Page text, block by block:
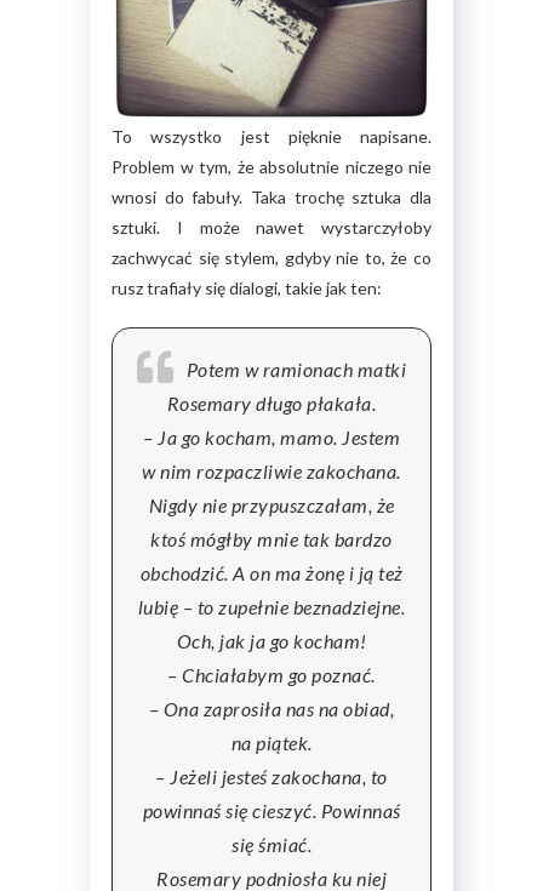
To wszystko jest pięknie napisane.
Problem w tym, że absolutnie niczego nie
wnosi do fabuły. Taka trochę sztuka dla
sztuki. I może nawet wystarczyłoby
zachwycać się stylem, gdyby nie to, że co
rusz trafiały się dialogi, takie jak ten:
Potem w ramionach matki
Rosemary długo płakała.
– Ja go kocham, mamo. Jestem
w nim rozpaczliwie zakochana.
Nigdy nie przypuszczałam, że
ktoś mógłby mnie tak bardzo
obchodzić. A on ma żonę i ją też
lubię – to zupełnie beznadziejne.
Och, jak ja go kocham!
– Chciałabym go poznać.
– Ona zaprosiła nas na obiad,
na piątek.
– Jeżeli jesteś zakochana, to
powinnaś się cieszyć. Powinnaś
się śmiać.
Rosemary podniosła ku niej